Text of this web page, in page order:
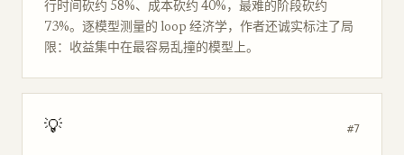
行时间砍约 58%、成本砍约 40%，最难的阶段砍约
73%。逐模型测量的 loop 经济学，作者还诚实标注了局
限：收益集中在最容易乱撞的模型上。
💡 #7